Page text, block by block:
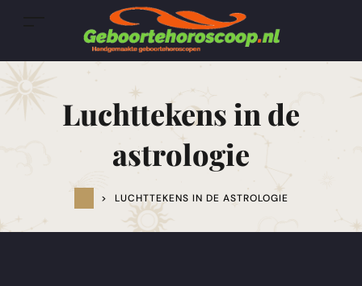
Luchttekens in de
astrologie
> LUCHTTEKENS IN DE ASTROLOGIE